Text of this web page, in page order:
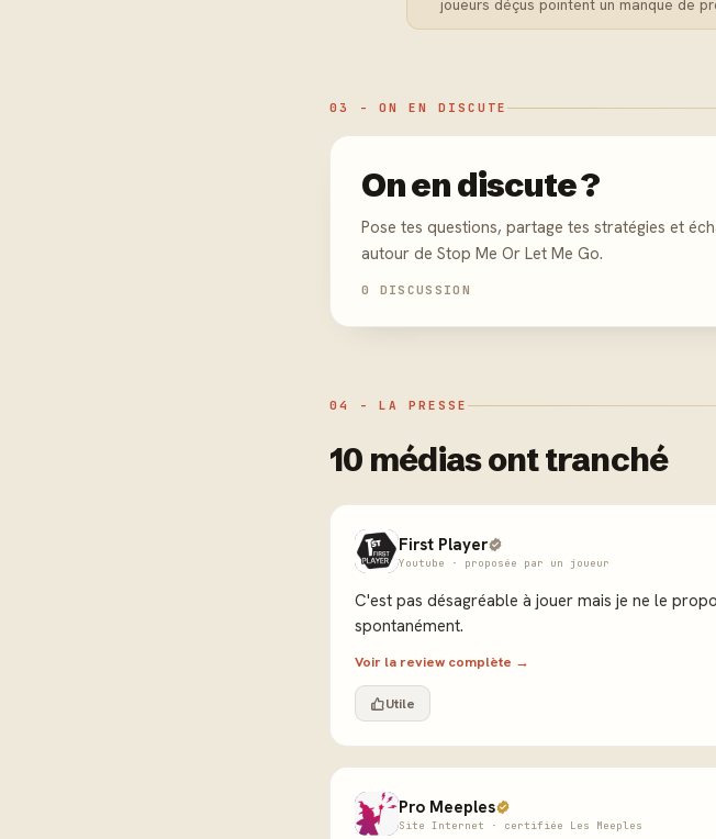
joueurs déçus pointent un manque de
03 - ON EN DISCUTE
On en discute ?
Pose tes questions, partage tes stratégies et
autour de Stop Me Or Let Me Go.
0 DISCUSSION
04 - LA PRESSE
10 médias ont tranché
First Player
Youtube · proposée par un joueur
C'est pas désagréable à jouer mais je ne le
spontanément.
Voir la review complète →
Utile
Pro Meeples
Site Internet · certifiée Les Meeples